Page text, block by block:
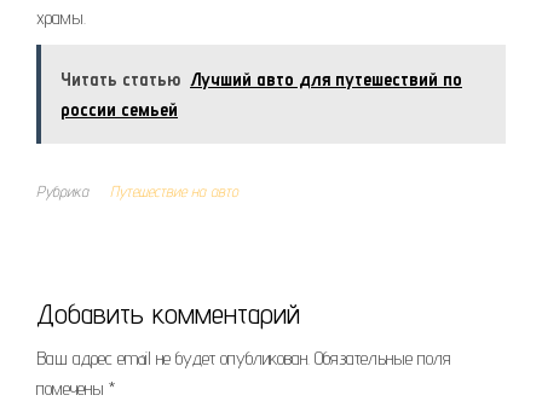
храмы.
Читать статью Лучший авто для путешествий по
россии семьей
Рубрика Путешествие на авто
Добавить комментарий
Ваш адрес email не будет опубликован. Обязательные поля
помечены *